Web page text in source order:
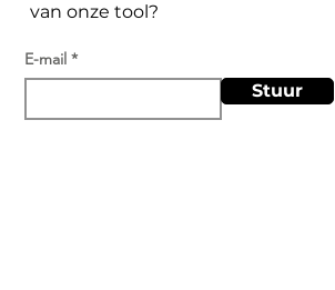
van onze tool?
E-mail
Stuur